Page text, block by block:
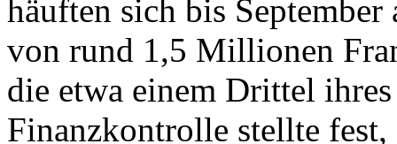
häuften sich bis September
von rund 1,5 Millionen
die etwa einem Drittel
Finanzkontrolle stellte